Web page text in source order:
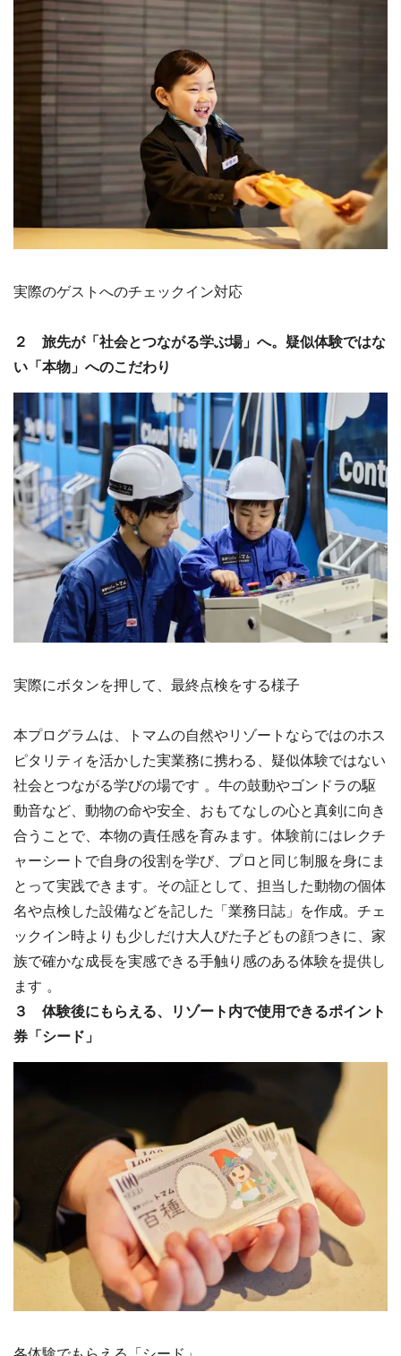
実際のゲストへのチェックイン対応
２ 旅先が「社会とつながる学ぶ場」へ。疑似体験ではな
い「本物」へのこだわり
実際にボタンを押して、最終点検をする様子
本プログラムは、トマムの自然やリゾートならではのホス
ピタリティを活かした実業務に携わる、疑似体験ではない
社会とつながる学びの場です 。牛の鼓動やゴンドラの駆
動音など、動物の命や安全、おもてなしの心と真剣に向き
合うことで、本物の責任感を育みます。体験前にはレクチ
ャーシートで自身の役割を学び、プロと同じ制服を身にま
とって実践できます。その証として、担当した動物の個体
名や点検した設備などを記した「業務日誌」を作成。チェ
ックイン時よりも少しだけ大人びた子どもの顔つきに、家
族で確かな成長を実感できる手触り感のある体験を提供し
ます 。
３ 体験後にもらえる、リゾート内で使用できるポイント
券「シード」